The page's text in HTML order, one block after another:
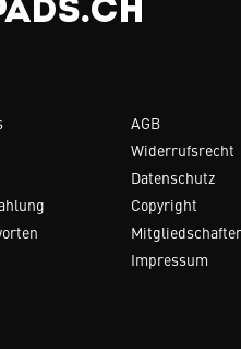
AGB
Widerrufsrecht
Datenschutz
Copyright
Impressum